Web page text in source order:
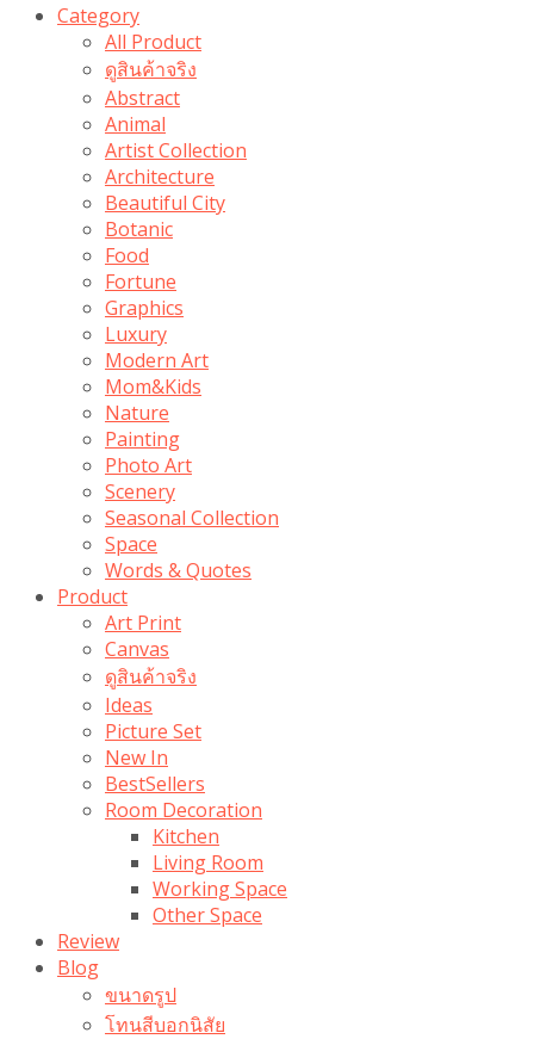
Category
All Product
ดูสินค้าจริง
Abstract
Animal
Artist Collection
Architecture
Beautiful City
Botanic
Food
Fortune
Graphics
Luxury
Modern Art
Mom&Kids
Nature
Painting
Photo Art
Scenery
Seasonal Collection
Space
Words & Quotes
Product
Art Print
Canvas
ดูสินค้าจริง
Ideas
Picture Set
New In
BestSellers
Room Decoration
Kitchen
Living Room
Working Space
Other Space
Review
Blog
ขนาดรูป
โทนสีบอกนิสัย